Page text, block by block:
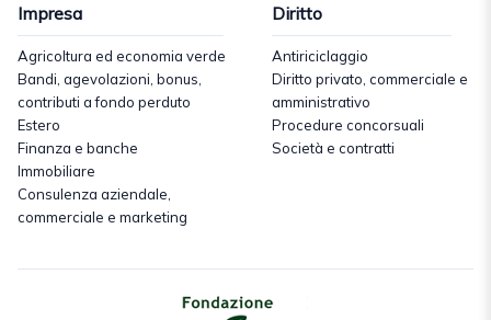
Impresa
Agricoltura ed economia verde
Bandi, agevolazioni, bonus,
contributi a fondo perduto
Estero
Finanza e banche
Immobiliare
Consulenza aziendale,
commerciale e marketing
Diritto
Antiriciclaggio
Diritto privato, commerciale e
amministrativo
Procedure concorsuali
Società e contratti